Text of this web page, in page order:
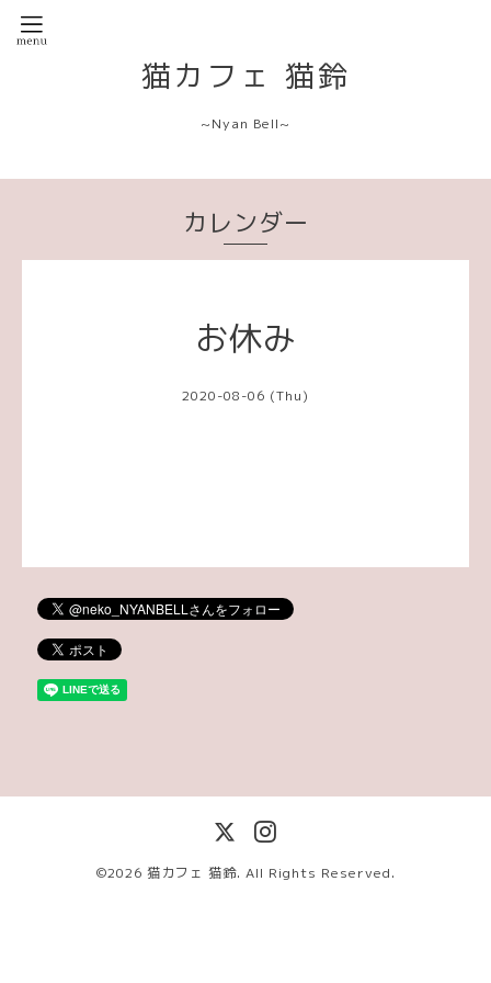
猫カフェ 猫鈴
~Nyan Bell~
カレンダー
お休み
2020-08-06 (Thu)
©2026 猫カフェ 猫鈴. All Rights Reserved.